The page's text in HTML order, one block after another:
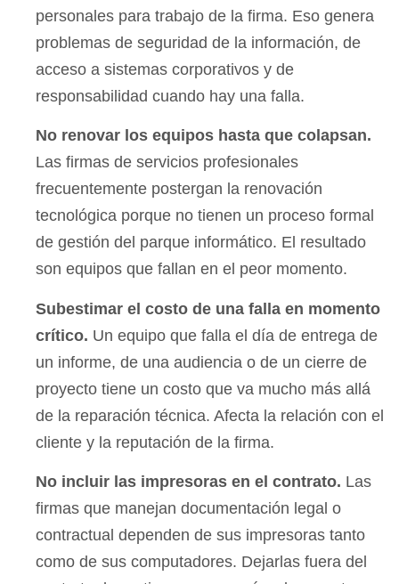
personales para trabajo de la firma. Eso genera
problemas de seguridad de la información, de
acceso a sistemas corporativos y de
responsabilidad cuando hay una falla.
No renovar los equipos hasta que colapsan.
Las firmas de servicios profesionales
frecuentemente postergan la renovación
tecnológica porque no tienen un proceso formal
de gestión del parque informático. El resultado
son equipos que fallan en el peor momento.
Subestimar el costo de una falla en momento
crítico. Un equipo que falla el día de entrega de
un informe, de una audiencia o de un cierre de
proyecto tiene un costo que va mucho más allá
de la reparación técnica. Afecta la relación con el
cliente y la reputación de la firma.
No incluir las impresoras en el contrato. Las
firmas que manejan documentación legal o
contractual dependen de sus impresoras tanto
como de sus computadores. Dejarlas fuera del